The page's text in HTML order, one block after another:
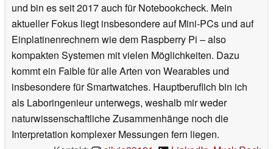
und bin es seit 2017 auch für Notebookcheck. Mein
aktueller Fokus liegt insbesondere auf Mini-PCs und auf
Einplatinenrechnern wie dem Raspberry Pi – also
kompakten Systemen mit vielen Möglichkeiten. Dazu
kommt ein Faible für alle Arten von Wearables und
insbesondere für Smartwatches. Hauptberuflich bin ich
als Laboringenieur unterwegs, weshalb mir weder
naturwissenschaftliche Zusammenhänge noch die
Interpretation komplexer Messungen fern liegen.